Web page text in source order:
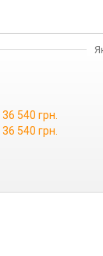
36 540 грн.
36 540 грн.